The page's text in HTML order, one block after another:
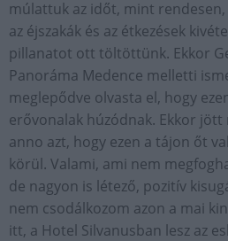
múlattuk az időt, mint
az éjszakák és az étkezések
pillanatot ott töltöttünk. Ekkor
Panoráma Medence melletti
meglepődve olvasta el, hogy
erővonalak húzódnak. Ekkor
anno azt, hogy ezen a tájon őt
körül. Valami, ami nem
de nagyon is létező, pozitív
nem csodálkozom azon a mai
itt, a Hotel Silvanusban lesz az